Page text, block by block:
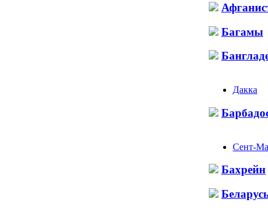
Багамы
Дакка
Сент-
Бахрейн